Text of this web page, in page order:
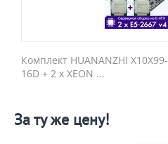
Комплект HUANANZHI X10X99-
16D + 2 х XEON ...
За ту же цену!